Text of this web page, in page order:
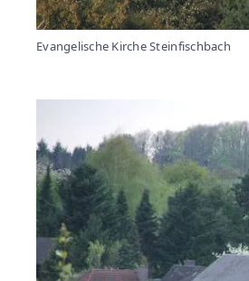
Evangelische Kirche Steinfischbach